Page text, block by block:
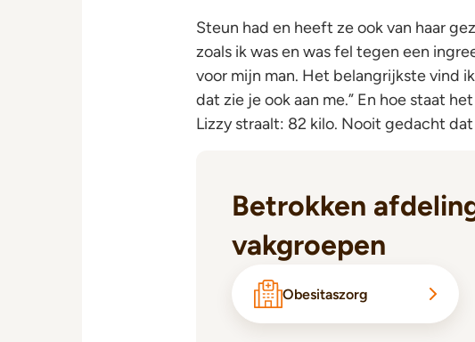
Steun had en heeft ze ook van haar
zoals ik was en was fel tegen een
voor mijn man. Het belangrijkste vind
dat zie je ook aan me.” En hoe staat
Lizzy straalt: 82 kilo. Nooit gedacht
Betrokken
vakgroepen
Obesitaszorg